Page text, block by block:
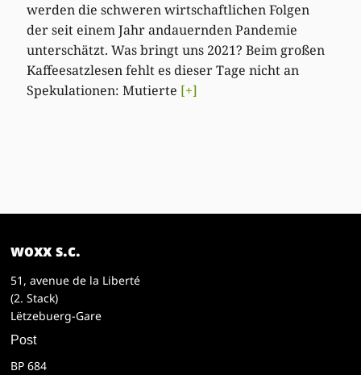
werden die schweren wirtschaftlichen Folgen
der seit einem Jahr andauernden Pandemie
unterschätzt. Was bringt uns 2021? Beim großen
Kaffeesatzlesen fehlt es dieser Tage nicht an
Spekulationen: Mutierte [+]
woxx s.c.
51, avenue de la Liberté
(2. Stack)
Lëtzebuerg-Gare
Post
BP 684